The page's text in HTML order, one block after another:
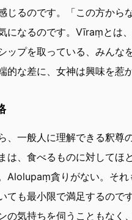
じるのです。「この方から
になるのです。Vīraṃとは
ップを取っている、みんな
的な差に、女神は興味を惹
、一般人に理解できる釈尊
は、食べるものに対してほ
Alolupaṃ貪りがない。そ
ても最小限で満足するので
の気持ちを伺うこともなく